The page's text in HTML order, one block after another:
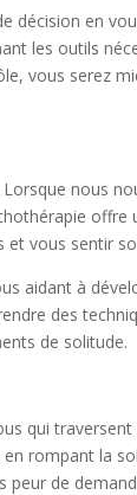
décision en
les outils
vous serez
nous
et vous sentir
aidant à
des
de solitude.
qui
rompant la
de